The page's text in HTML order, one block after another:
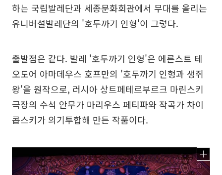
하는 국립발레단과 세종문화회관에서 무대를 올리는
유니버설발레단의 '호두까기 인형'이 그렇다.
출발점은 같다. 발레 '호두까기 인형'은 에른스트 테
오도어 아마데우스 호프만의 '호두까기 인형과 생쥐
왕'을 원작으로, 러시아 상트페테르부르크 마린스키
극장의 수석 안무가 마리우스 페티파와 작곡가 차이
콥스키가 의기투합해 만든 작품이다.